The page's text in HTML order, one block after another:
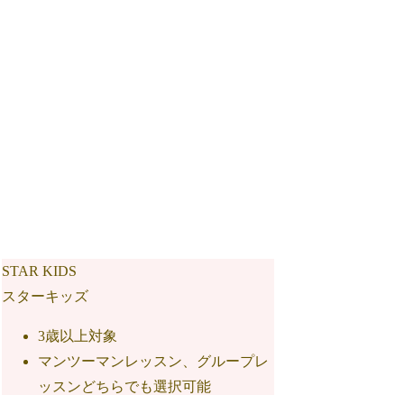
STAR KIDS
スターキッズ
3歳以上対象
マンツーマンレッスン、グループレ
ッスンどちらでも選択可能